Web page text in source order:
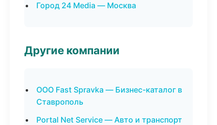
Город 24 Media — Москва
Другие компании
ООО Fast Spravka — Бизнес-каталог в
Ставрополь
Portal Net Service — Авто и транспорт